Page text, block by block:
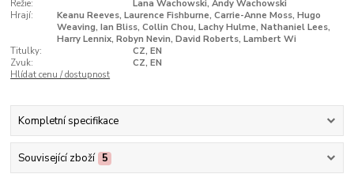
Režie:
Lana Wachowski, Andy Wachowski
Hrají:
Keanu Reeves, Laurence Fishburne, Carrie-Anne Moss, Hugo
Weaving, Ian Bliss, Collin Chou, Lachy Hulme, Nathaniel Lees,
Harry Lennix, Robyn Nevin, David Roberts, Lambert Wi
Titulky:
CZ, EN
Zvuk:
CZ, EN
Hlídat cenu / dostupnost
Kompletní specifikace
Související zboží 5